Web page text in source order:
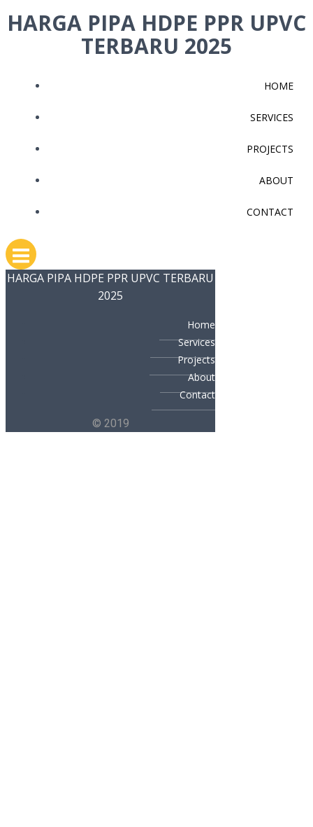
Skip
to
HARGA PIPA HDPE PPR UPVC
TERBARU 2025
HOME
SERVICES
PROJECTS
ABOUT
CONTACT
HARGA PIPA HDPE PPR UPVC TERBARU
2025
Home
Services
Projects
About
Contact
© 2019